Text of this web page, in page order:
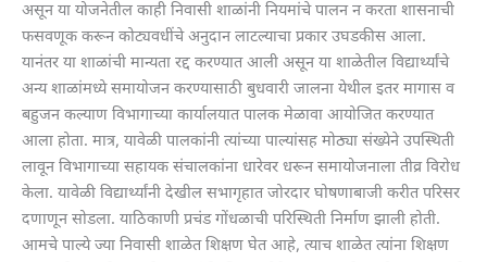
असून या योजनेतील काही निवासी शाळांनी नियमांचे पालन न करता शासनाची
फसवणूक करून कोट्यवधींचे अनुदान लाटल्याचा प्रकार उघडकीस आला.
यानंतर या शाळांची मान्यता रद्द करण्यात आली असून या शाळेतील विद्यार्थ्यांचे
अन्य शाळांमध्ये समायोजन करण्यासाठी बुधवारी जालना येथील इतर मागास व
बहुजन कल्याण विभागाच्या कार्यालयात पालक मेळावा आयोजित करण्यात
आला होता. मात्र, यावेळी पालकांनी त्यांच्या पाल्यांसह मोठ्या संख्येने उपस्थिती
लावून विभागाच्या सहायक संचालकांना धारेवर धरून समायोजनाला तीव्र विरोध
केला. यावेळी विद्यार्थ्यांनी देखील सभागृहात जोरदार घोषणाबाजी करीत परिसर
दणाणून सोडला. याठिकाणी प्रचंड गोंधळाची परिस्थिती निर्माण झाली होती.
आमचे पाल्ये ज्या निवासी शाळेत शिक्षण घेत आहे, त्याच शाळेत त्यांना शिक्षण